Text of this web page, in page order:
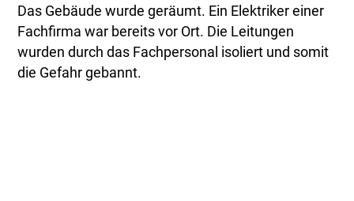
Das Gebäude wurde geräumt. Ein Elektriker einer
Fachfirma war bereits vor Ort. Die Leitungen
wurden durch das Fachpersonal isoliert und somit
die Gefahr gebannt.